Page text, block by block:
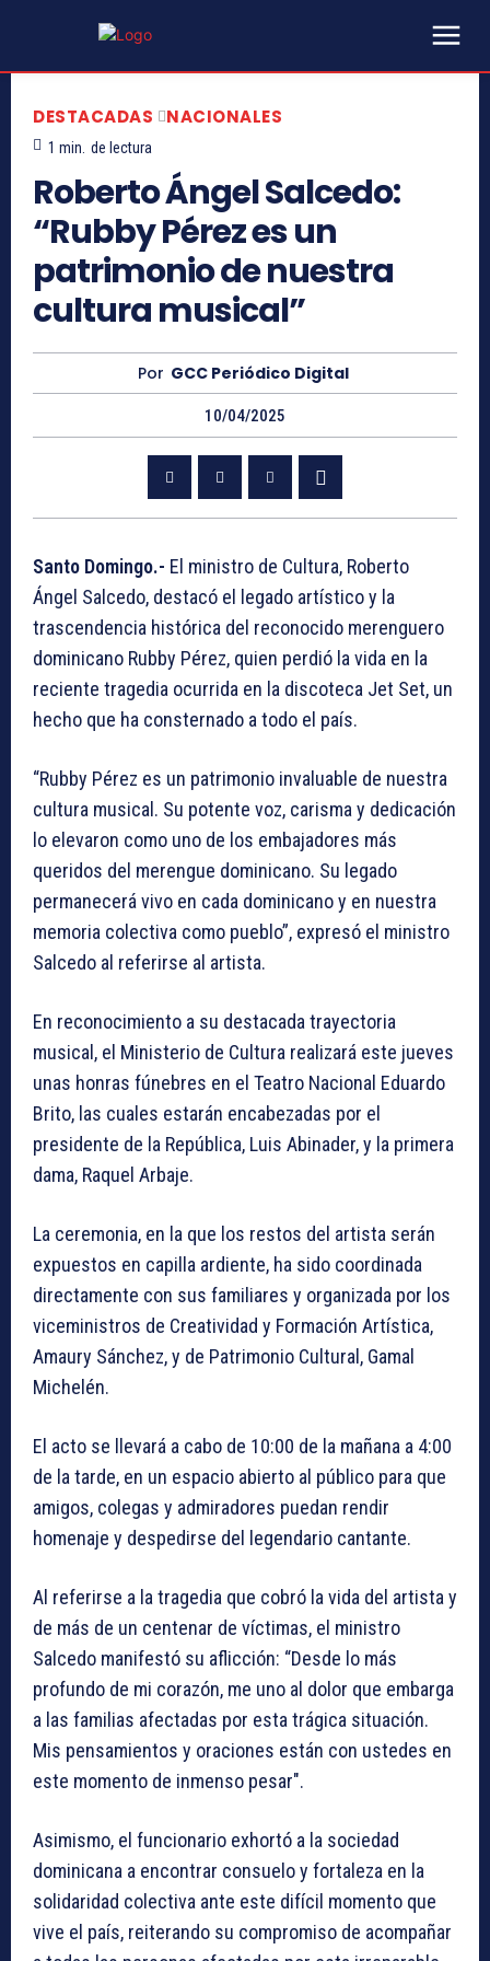
DESTACADAS NACIONALES
1 min. de lectura
Roberto Ángel Salcedo:
“Rubby Pérez es un
patrimonio de nuestra
cultura musical”
Por GCC Periódico Digital
10/04/2025
Santo Domingo.- El ministro de Cultura, Roberto
Ángel Salcedo, destacó el legado artístico y la
trascendencia histórica del reconocido merenguero
dominicano Rubby Pérez, quien perdió la vida en la
reciente tragedia ocurrida en la discoteca Jet Set, un
hecho que ha consternado a todo el país.
“Rubby Pérez es un patrimonio invaluable de nuestra
cultura musical. Su potente voz, carisma y dedicación
lo elevaron como uno de los embajadores más
queridos del merengue dominicano. Su legado
permanecerá vivo en cada dominicano y en nuestra
memoria colectiva como pueblo”, expresó el ministro
Salcedo al referirse al artista.
En reconocimiento a su destacada trayectoria
musical, el Ministerio de Cultura realizará este jueves
unas honras fúnebres en el Teatro Nacional Eduardo
Brito, las cuales estarán encabezadas por el
presidente de la República, Luis Abinader, y la primera
dama, Raquel Arbaje.
La ceremonia, en la que los restos del artista serán
expuestos en capilla ardiente, ha sido coordinada
directamente con sus familiares y organizada por los
viceministros de Creatividad y Formación Artística,
Amaury Sánchez, y de Patrimonio Cultural, Gamal
Michelén.
El acto se llevará a cabo de 10:00 de la mañana a 4:00
de la tarde, en un espacio abierto al público para que
amigos, colegas y admiradores puedan rendir
homenaje y despedirse del legendario cantante.
Al referirse a la tragedia que cobró la vida del artista y
de más de un centenar de víctimas, el ministro
Salcedo manifestó su aflicción: “Desde lo más
profundo de mi corazón, me uno al dolor que embarga
a las familias afectadas por esta trágica situación.
Mis pensamientos y oraciones están con ustedes en
este momento de inmenso pesar".
Asimismo, el funcionario exhortó a la sociedad
dominicana a encontrar consuelo y fortaleza en la
solidaridad colectiva ante este difícil momento que
vive el país, reiterando su compromiso de acompañar